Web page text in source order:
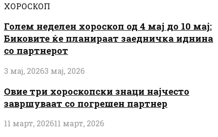
ХОРОСКОП
Голем неделен хороскоп од 4 мај до 10 мај:
Биковите ќе планираат заедничка иднина
со партнерот
3 мај, 20263 мај, 2026
Овие три хороскопски знаци најчесто
завршуваат со погрешен партнер
11 март, 202611 март, 2026